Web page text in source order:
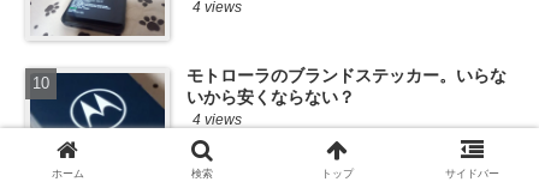
4 views
モトローラのブランドステッカー。いらな
いから安くならない？
4 views
ホーム 検索 トップ サイドバー